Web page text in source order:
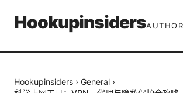
Hookupinsiders
Hookupinsiders › General ›